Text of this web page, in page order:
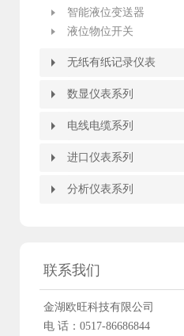
智能液位变送器
液位物位开关
无纸有纸记录仪表
无纸有纸记录仪表
有纸记录仪
无纸记录仪
流量积算记录仪
数显仪表系列
数显仪表系列
智能数字显示调节仪
智能PID调节器
智能双色电接点液位计
智能流量积算控制仪
WB系列智能温度变送器
智能配电器调理器隔离栅
闪光报警器
智能手操器
手持式智能操作器
智能液晶显示仪
大屏显示器
电线电缆系列
电线电缆系列
信号电缆
进口仪表系列
进口仪表系列
分析仪表系列
分析仪表系列
联系我们
金湖欧旺科技有限公司
电 话：0517-86686844